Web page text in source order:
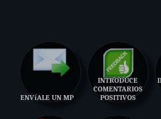
ENVíALE UN MP
INTRODUCE
COMENTARIOS
POSITIVOS